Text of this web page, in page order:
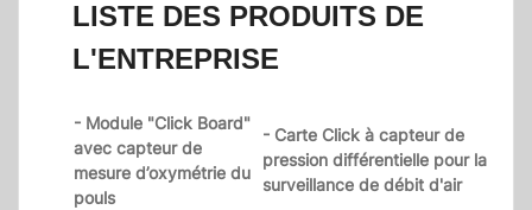
LISTE DES PRODUITS DE
L'ENTREPRISE
- Module "Click Board"
avec capteur de
mesure d’oxymétrie du
pouls
- Carte Click à capteur de
pression différentielle pour la
surveillance de débit d'air